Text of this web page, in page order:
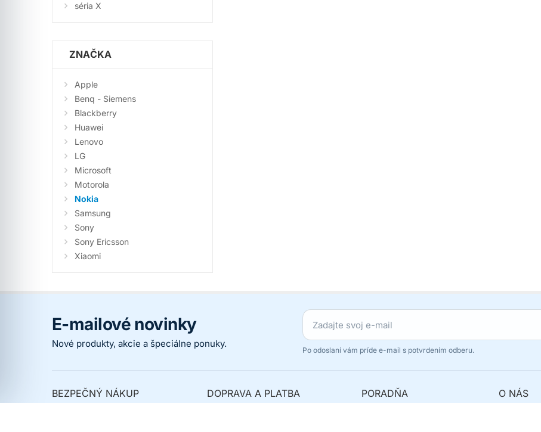
séria X
ZNAČKA
Apple
Benq - Siemens
Blackberry
Huawei
Lenovo
LG
Microsoft
Motorola
Nokia
Samsung
Sony
Sony Ericsson
Xiaomi
E-mailové novinky
Nové produkty, akcie a špeciálne ponuky.
Po odoslaní vám príde e-mail s potvrdením odberu.
BEZPEČNÝ NÁKUP DOPRAVA A PLATBA PORADŇA O NÁS